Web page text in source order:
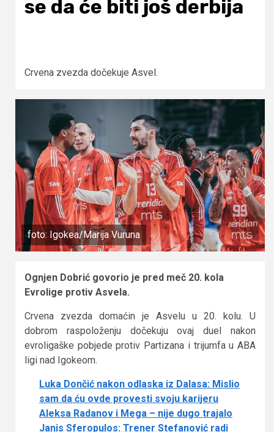
se da će biti još derbija
Crvena zvezda dočekuje Asvel.
foto: Igokea/Marija Vuruna
Ognjen Dobrić govorio je pred meč 20. kola
Evrolige protiv Asvela.
Crvena zvezda domaćin je Asvelu u 20. kolu. U
dobrom raspoloženju dočekuju ovaj duel nakon
evroligaške pobjede protiv Partizana i trijumfa u ABA
ligi nad Igokeom.
Luka Dončić nakon odlaska iz Dalasa: Mislio
sam da ću ovde provesti svoju karijeru
Aleksa Radanov i Mega – nije dugo trajalo
Janis Sferopulos: Trener Stefanović radi